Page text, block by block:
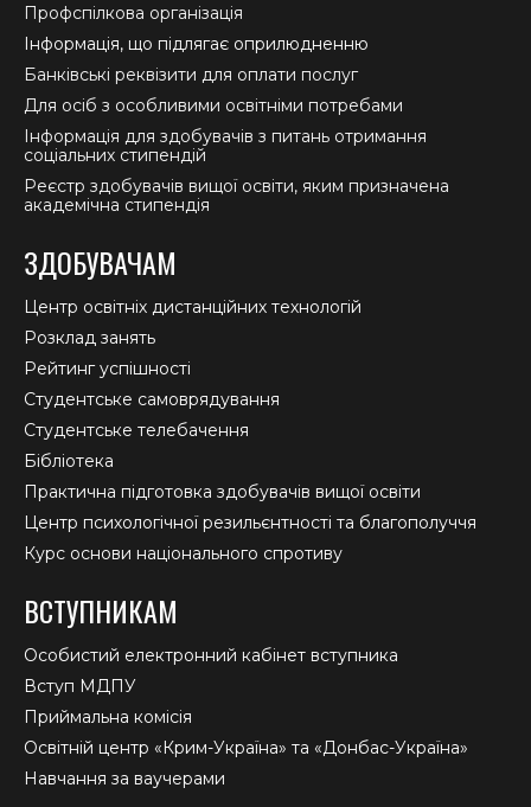
Профспілкова організація
Інформація, що підлягає оприлюдненню
Банківські реквізити для оплати послуг
Для осіб з особливими освітніми потребами
Інформація для здобувачів з питань отримання
соціальних стипендій
Реєстр здобувачів вищої освіти, яким призначена
академічна стипендія
ЗДОБУВАЧАМ
Центр освітніх дистанційних технологій
Розклад занять
Рейтинг успішності
Студентське самоврядування
Студентське телебачення
Бібліотека
Практична підготовка здобувачів вищої освіти
Центр психологічної резильєнтності та благополуччя
Курс основи національного спротиву
ВСТУПНИКАМ
Особистий електронний кабінет вступника
Вступ МДПУ
Приймальна комісія
Освітній центр «Крим-Україна» та «Донбас-Україна»
Навчання за ваучерами